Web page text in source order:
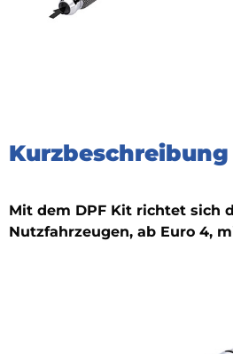
Kurzbeschreibung
Mit dem DPF Kit richtet sich
Nutzfahrzeugen, ab Euro 4,